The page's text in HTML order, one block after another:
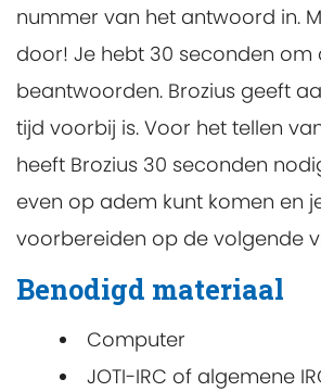
nummer van het antwoord in.
door! Je hebt 30 seconden om
beantwoorden. Brozius geeft
tijd voorbij is. Voor het tellen
heeft Brozius 30 seconden
even op adem kunt komen en
voorbereiden op de volgende
Benodigd materiaal
Computer
JOTI-IRC of algemene